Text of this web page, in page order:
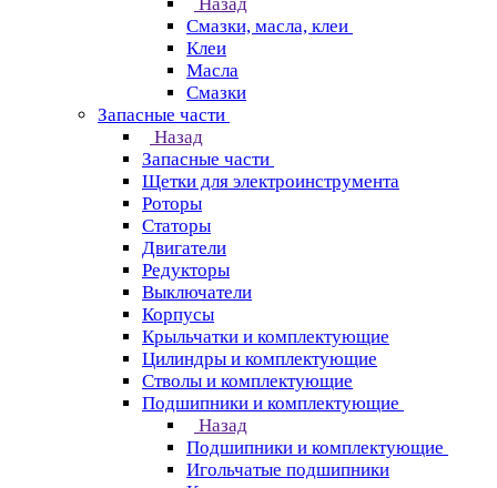
Смазки, масла, клеи
Клеи
Масла
Смазки
Запасные части
Назад
Запасные части
Щетки для электроинструмента
Роторы
Статоры
Двигатели
Редукторы
Выключатели
Корпусы
Крыльчатки и комплектующие
Цилиндры и комплектующие
Стволы и комплектующие
Подшипники и комплектующие
Назад
Подшипники и комплектующие
Игольчатые подшипники